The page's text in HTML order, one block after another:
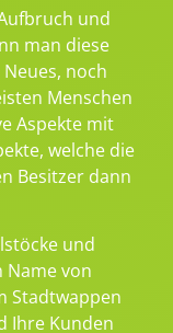
und
man diese
noch
Menschen
Aspekte mit
welche die
Besitzer dann
und
von
Stadtwappen
Ihre Kunden